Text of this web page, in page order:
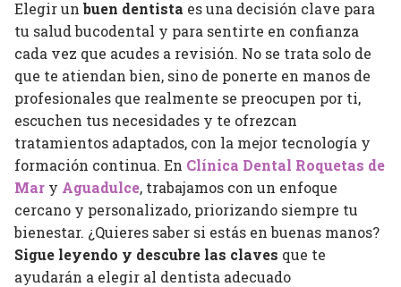
Elegir unbuen dentista es una decisión clave para
tu salud bucodental y para sentirte en confianza
cada vez que acudes a revisión. No se trata solo de
que te atiendan bien, sino de ponerte en manos de
profesionales que realmente se preocupen por ti,
escuchen tus necesidades y te ofrezcan
tratamientos adaptados, con la mejor tecnología y
formación continua. En Clínica Dental Roquetas de
Mar y Aguadulce, trabajamos con un enfoque
cercano y personalizado, priorizando siempre tu
bienestar. ¿Quieres saber si estás en buenas manos?
Sigue leyendo y descubre las claves que te
ayudarán a elegir al dentista adecuado